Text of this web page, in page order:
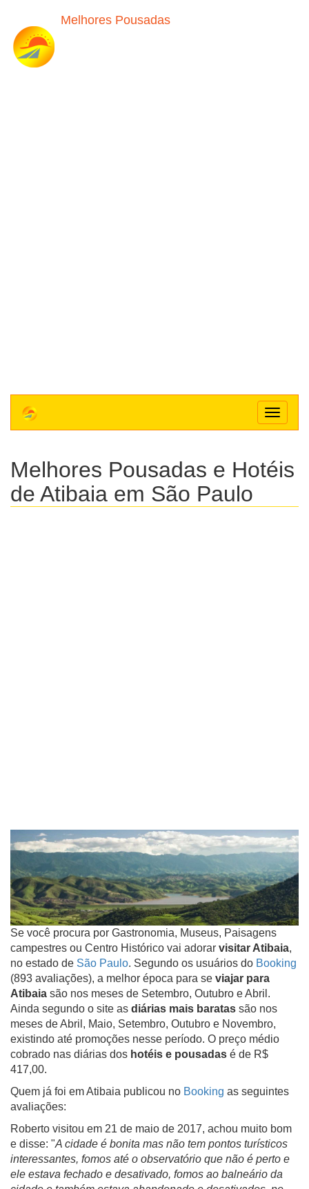
Melhores Pousadas
Toggle
Melhores Pousadas e Hotéis
de Atibaia em São Paulo
Se você procura por Gastronomia, Museus, Paisagens
campestres ou Centro Histórico vai adorar visitar Atibaia,
no estado de São Paulo. Segundo os usuários do Booking
(893 avaliações), a melhor época para se viajar para
Atibaia são nos meses de Setembro, Outubro e Abril.
Ainda segundo o site as diárias mais baratas são nos
meses de Abril, Maio, Setembro, Outubro e Novembro,
existindo até promoções nesse período. O preço médio
cobrado nas diárias dos hotéis e pousadas é de R$
417,00.
Quem já foi em Atibaia publicou no Booking as seguintes
avaliações:
Roberto visitou em 21 de maio de 2017, achou muito bom
e disse: "A cidade é bonita mas não tem pontos turísticos
interessantes, fomos até o observatório que não é perto e
ele estava fechado e desativado, fomos ao balneário da